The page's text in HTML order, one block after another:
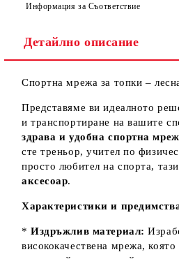
Информация за Съответствие
Детайлно описание
Спортна мрежа за топки –
Представяме ви идеалното
и транспортиране на вашите
здрава и удобна спортна
сте треньор, учител по
просто любител на спорта,
аксесоар.
Характеристики и
*Издръжлив материал:
висококачествена мрежа, която